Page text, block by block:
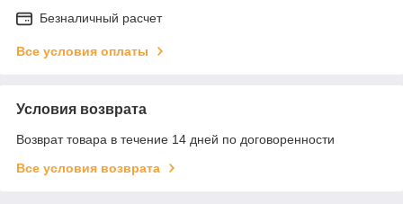
Безналичный расчет
Все условия оплаты
Условия возврата
Возврат товара в течение 14 дней по договоренности
Все условия возврата